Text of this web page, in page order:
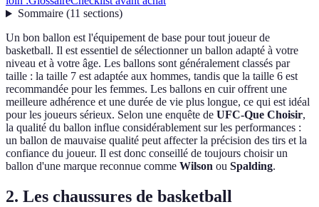
Sommaire(11 sections)
Un bon ballon est l'équipement de base pour tout joueur de
basketball. Il est essentiel de sélectionner un ballon adapté à votre
niveau et à votre âge. Les ballons sont généralement classés par
taille : la taille 7 est adaptée aux hommes, tandis que la taille 6 est
recommandée pour les femmes. Les ballons en cuir offrent une
meilleure adhérence et une durée de vie plus longue, ce qui est idéal
pour les joueurs sérieux. Selon une enquête de UFC-Que Choisir,
la qualité du ballon influe considérablement sur les performances :
un ballon de mauvaise qualité peut affecter la précision des tirs et la
confiance du joueur. Il est donc conseillé de toujours choisir un
ballon d'une marque reconnue comme Wilson ou Spalding.
2. Les chaussures de basketball